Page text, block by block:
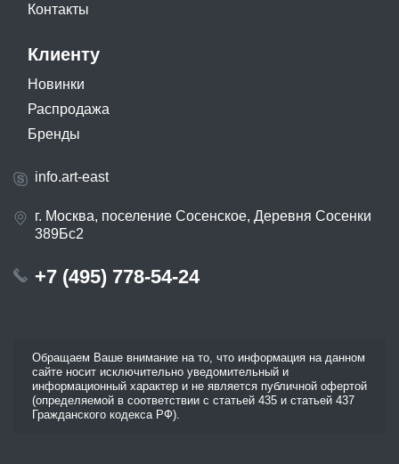
Контакты
Клиенту
Новинки
Распродажа
Бренды
info.art-east
г. Москва, поселение Сосенское, Деревня Сосенки
389Бс2
+7 (495) 778-54-24
Обращаем Ваше внимание на то, что информация на данном
сайте носит исключительно уведомительный и
информационный характер и не является публичной офертой
(определяемой в соответствии с статьей 435 и статьей 437
Гражданского кодекса РФ).